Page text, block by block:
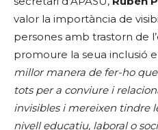
valor la importància de
persones amb trastorn de
promoure la seua inclusió
millor manera de fer-ho
tots per a conviure i
invisibles i mereixen tindre
nivell educatiu, laboral o